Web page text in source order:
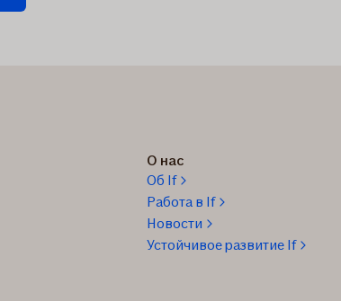
О нас
Об If
Работа в If
Новости
Устойчивое развитие If